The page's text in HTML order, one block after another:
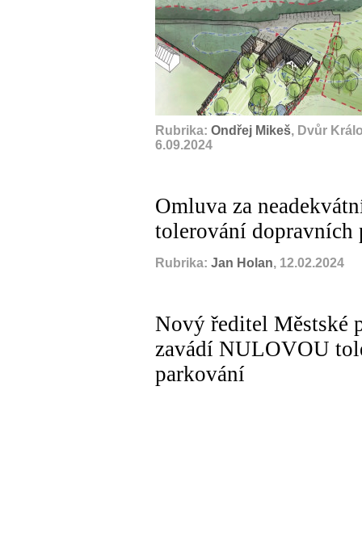
Rubrika: Ondřej Mikeš, Dvůr
6.09.2024
Omluva za
tolerování dopravních
Rubrika: Jan Holan, 12.02.2024
Nový ředitel Městské
zavádí NULOVOU
parkování